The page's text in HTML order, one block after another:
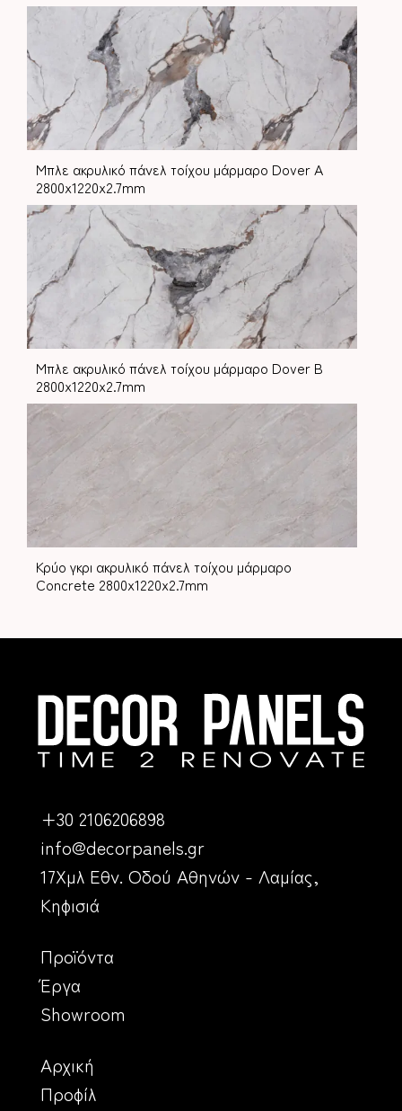
Μπλε ακρυλικό πάνελ τοίχου μάρμαρο Dover A
2800x1220x2.7mm
Μπλε ακρυλικό πάνελ τοίχου μάρμαρο Dover B
2800x1220x2.7mm
Κρύο γκρι ακρυλικό πάνελ τοίχου μάρμαρο
Concrete 2800x1220x2.7mm
+30 2106206898
info@decorpanels.gr
17Χμλ Εθν. Οδού Αθηνών - Λαμίας,
Κηφισιά
Προϊόντα
Έργα
Showroom
Αρχική
Προφίλ